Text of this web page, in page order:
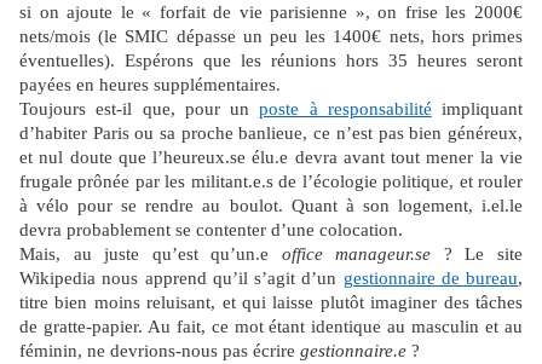
si on ajoute le « forfait de vie parisienne », on frise les 2000€
nets/mois (le SMIC dépasse un peu les 1400€ nets, hors primes
éventuelles). Espérons que les réunions hors 35 heures seront
payées en heures supplémentaires.
Toujours est-il que, pour unposte à responsabilité impliquant
d’habiter Paris ou sa proche banlieue, ce n’est pas bien généreux,
et nul doute que l’heureux.se élu.e devra avant tout mener la vie
frugale prônée par les militant.e.s de l’écologie politique, et rouler
à vélo pour se rendre au boulot. Quant à son logement, i.el.le
devra probablement se contenter d’une colocation.
Mais, au juste qu’est qu’un.e office manageur.se ? Le site
Wikipedia nous apprend qu’il s’agit d’un gestionnaire de bureau,
titre bien moins reluisant, et qui laisse plutôt imaginer des tâches
de gratte-papier. Au fait, ce mot étant identique au masculin et au
féminin, ne devrions-nous pas écrire gestionnaire.e ?